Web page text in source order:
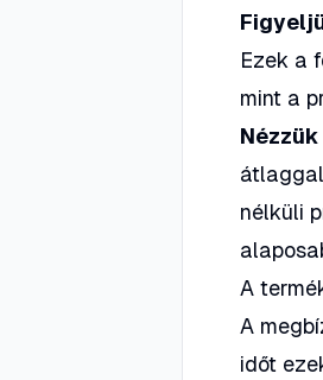
Ezek a
mint a
nélküli
A
A
időt